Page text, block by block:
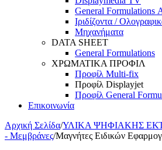
General Formulations
Ιριδίζοντα /
Μηχανήματα
DATA SHEET
General Formulations
ΧΡΩΜΑΤΙΚΑ ΠΡΟΦΙΛ
Προφίλ Multi-fix
Προφίλ Displayjet
Προφίλ General
Επικοινωνία
Αρχική Σελίδα/ΥΛΙΚΑ ΨΗΦΙΑΚΗΣ
- Μεμβράνες/Μαγνήτες Ειδικών